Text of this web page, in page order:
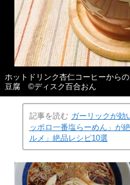
ホットドリンク杏仁コーヒーから
豆腐 ©ディスク百合おん
記事を読む ガーリックが効
ッポロ一番塩らーめん」が
ルメ」絶品レシピ10選